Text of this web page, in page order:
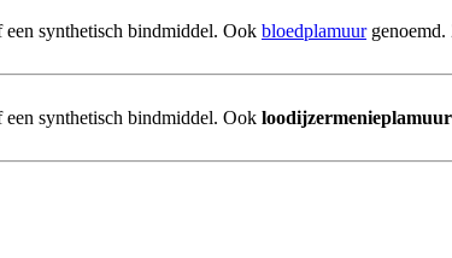
synthetisch bindmiddel. Ook bloedplamuurgenoemd.
een synthetisch bindmiddel. Ook loodijzermenieplamuur